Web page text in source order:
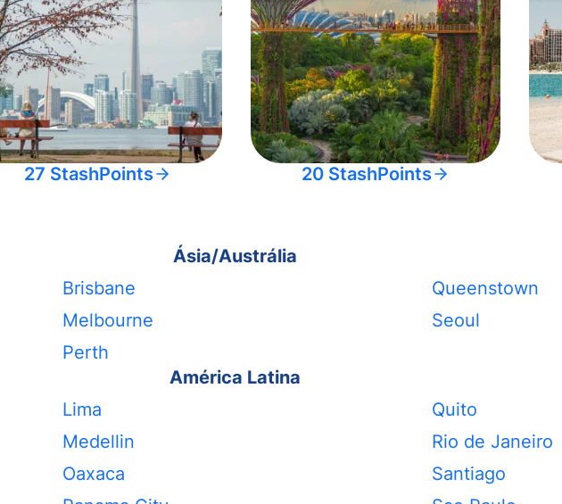
27 StashPoints 20 StashPoints
Ásia/Austrália
Brisbane
Melbourne
Perth
Queenstown
Seoul
América Latina
Lima
Medellin
Oaxaca
Quito
Rio de Janeiro
Santiago